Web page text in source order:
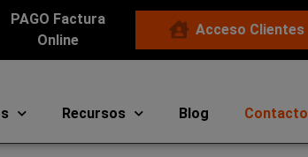
PAGO Factura
Online
Acceso Clientes
Recursos Blog Contacto